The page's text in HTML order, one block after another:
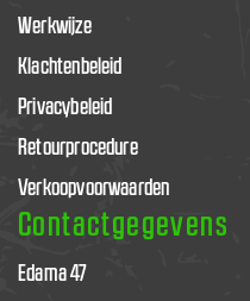
Werkwijze
Klachtenbeleid
Privacybeleid
Retourprocedure
Verkoopvoorwaarden
Contactgegevens
Edama 47